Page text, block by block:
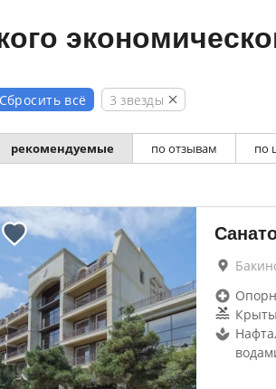
Сбросить всё 3 звезды
рекомендуемые по отзывам по